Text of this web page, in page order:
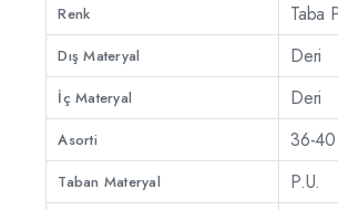
Renk Taba
Dış Materyal Deri
İç Materyal Deri
Asorti 36-40
Taban Materyal P.U.